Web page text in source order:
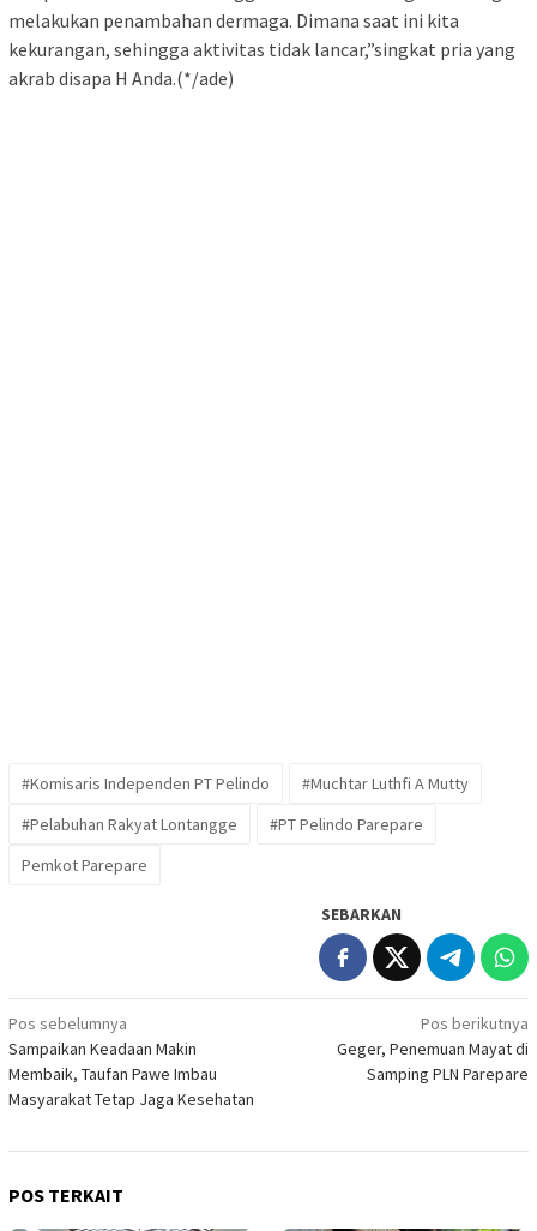
melakukan penambahan dermaga. Dimana saat ini kita
kekurangan, sehingga aktivitas tidak lancar,”singkat pria yang
akrab disapa H Anda.(*/ade)
#Komisaris Independen PT Pelindo
#Muchtar Luthfi A Mutty
#Pelabuhan Rakyat Lontangge
#PT Pelindo Parepare
Pemkot Parepare
SEBARKAN
Navigasi
pos
Pos sebelumnya
Sampaikan Keadaan Makin
Membaik, Taufan Pawe Imbau
Masyarakat Tetap Jaga Kesehatan
Pos berikutnya
Geger, Penemuan Mayat di
Samping PLN Parepare
POS TERKAIT